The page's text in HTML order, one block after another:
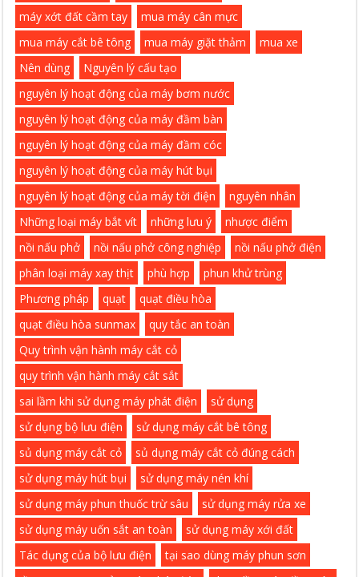
máy xớt đất cầm tay
mua máy cân mực
mua máy cắt bê tông
mua máy giặt thảm
mua xe
Nên dùng
Nguyên lý cấu tạo
nguyên lý hoạt động của máy bơm nước
nguyên lý hoạt động của máy đầm bàn
nguyên lý hoạt động của máy đầm cóc
nguyên lý hoạt động của máy hút bụi
nguyên lý hoạt động của máy tời điện
nguyên nhân
Những loại máy bắt vít
những lưu ý
nhược điểm
nồi nấu phở
nồi nấu phở công nghiệp
nồi nấu phở điện
phân loại máy xay thịt
phù hợp
phun khử trùng
Phương pháp
quạt
quạt điều hòa
quạt điều hòa sunmax
quy tắc an toàn
Quy trình vận hành máy cắt cỏ
quy trình vận hành máy cắt sắt
sai lầm khi sử dụng máy phát điện
sử dụng
sử dụng bộ lưu điện
sử dụng máy cắt bê tông
sủ dụng máy cắt cỏ
sủ dụng máy cắt cỏ đúng cách
sử dụng máy hút bụi
sử dụng máy nén khí
sử dụng máy phun thuốc trừ sâu
sử dụng máy rửa xe
sử dụng máy uốn sắt an toàn
sử dụng máy xới đất
Tác dụng của bộ lưu điện
tại sao dùng máy phun sơn